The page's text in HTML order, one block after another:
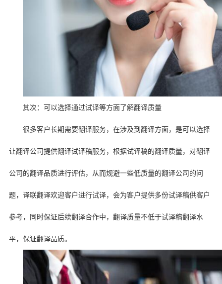
其次：可以选择通过试译等方面了解翻译质量
很多客户长期需要翻译服务，在涉及到翻译方面，是可以选择
让翻译公司提供翻译试译稿服务，根据试译稿的翻译质量，对翻译
公司的翻译品质进行评估，从而规避一些低质量的翻译公司的问
题，译联翻译欢迎客户进行试译，会为客户提供多份试译稿供客户
参考，同时保证后续翻译合作中，翻译质量不低于试译稿翻译水
平，保证翻译品质。